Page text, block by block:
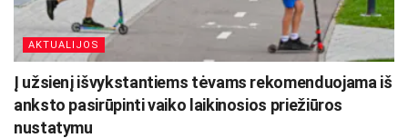
AKTUALIJOS
Į užsienį išvykstantiems tėvams rekomenduojama iš
anksto pasirūpinti vaiko laikinosios priežiūros
nustatymu